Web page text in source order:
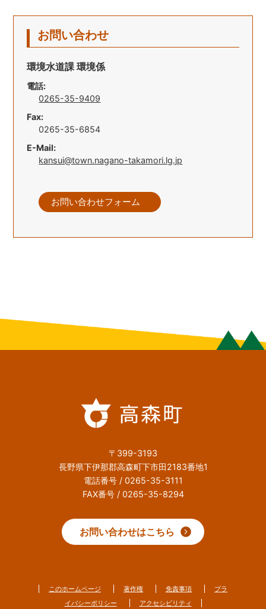
お問い合わせ
環境水道課 環境係
電話:
0265-35-9409
Fax:
0265-35-6854
E-Mail:
kansui@town.nagano-takamori.lg.jp
お問い合わせフォーム
〒399-3193
長野県下伊那郡高森町下市田2183番地1
電話番号 / 0265-35-3111
FAX番号 / 0265-35-8294
お問い合わせはこちら
このホームページ 著作権 免責事項
プラ
イバシーポリシー
アクセシビリティ